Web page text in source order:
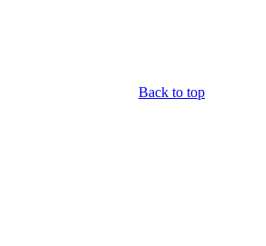
Back to top